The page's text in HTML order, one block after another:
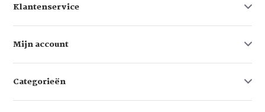
Klantenservice
Mijn account
Categorieën